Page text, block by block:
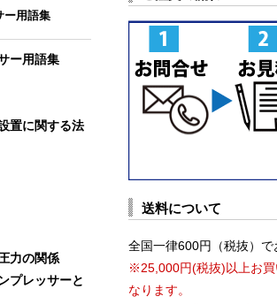
送料について
全国一律600円（税抜）で
※25,000円(税抜)以上お買
なります。
ー用語集
ー用語集
置に関する法
力の関係
プレッサーと